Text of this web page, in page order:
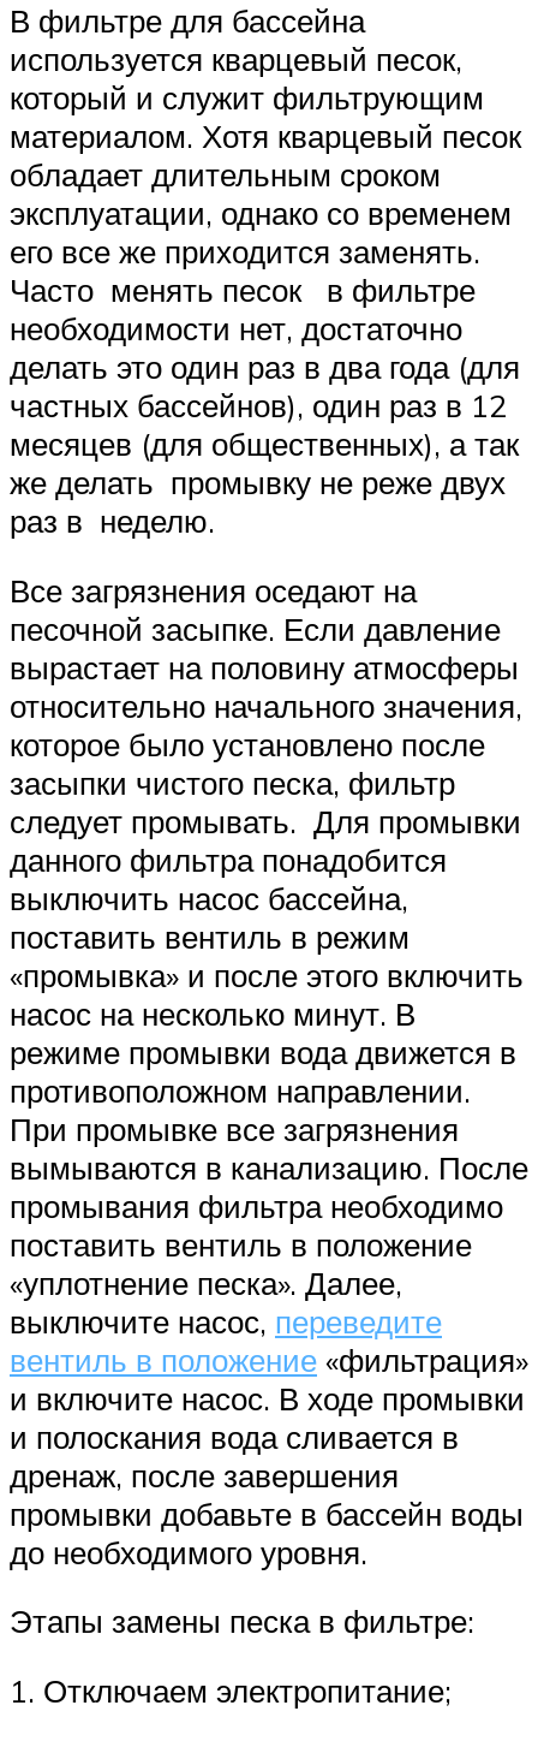
В фильтре для бассейна
используется кварцевый песок,
который и служит фильтрующим
материалом. Хотя кварцевый песок
обладает длительным сроком
эксплуатации, однако со временем
его все же приходится заменять.
Часто менять песок в фильтре
необходимости нет, достаточно
делать это один раз в два года (для
частных бассейнов), один раз в 12
месяцев (для общественных), а так
же делать промывку не реже двух
раз в неделю.
Все загрязнения оседают на
песочной засыпке. Если давление
вырастает на половину атмосферы
относительно начального значения,
которое было установлено после
засыпки чистого песка, фильтр
следует промывать. Для промывки
данного фильтра понадобится
выключить насос бассейна,
поставить вентиль в режим
«промывка» и после этого включить
насос на несколько минут. В
режиме промывки вода движется в
противоположном направлении.
При промывке все загрязнения
вымываются в канализацию. После
промывания фильтра необходимо
поставить вентиль в положение
«уплотнение песка». Далее,
выключите насос, переведите
вентиль в положение «фильтрация»
и включите насос. В ходе промывки
и полоскания вода сливается в
дренаж, после завершения
промывки добавьте в бассейн воды
до необходимого уровня.
Этапы замены песка в фильтре:
1. Отключаем электропитание;